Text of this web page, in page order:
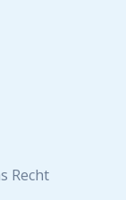
Recht